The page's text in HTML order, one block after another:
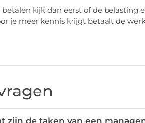
kijk dan eerst of de belasting
je meer kennis krijgt betaalt de
zijn de taken van een